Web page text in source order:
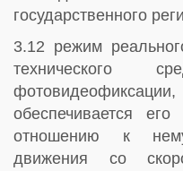
государственного
3.12 режим
технического
обеспечивается
отношению к
движения со